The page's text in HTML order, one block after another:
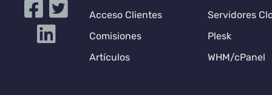
Acceso Clientes
Comisiones
Artículos
Servidores
Plesk
WHM/cPanel